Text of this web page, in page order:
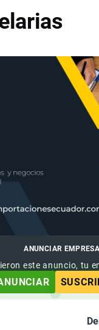
ANUNCIAR EMPRESA
este anuncio, tu